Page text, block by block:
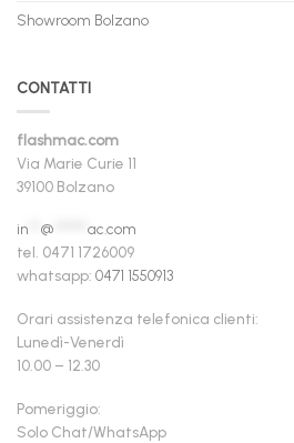
Showroom Bolzano
CONTATTI
flashmac.com
Via Marie Curie 11
39100 Bolzano
in @
ac.com
tel. 0471 1726009
whatsapp: 0471 1550913
Orari assistenza telefonica clienti:
Lunedì-Venerdì
10.00 – 12.30
Pomeriggio:
Solo Chat/WhatsApp